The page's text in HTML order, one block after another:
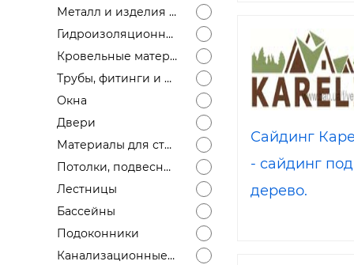
Металл и изделия из металла
Гидроизоляционные материалы
Кровельные материалы
Трубы, фитинги и запорная арматура
Окна
Двери
Материалы для стен - кирпич, пеноблоки...
Потолки, подвесные, натяжные...
Лестницы
Бассейны
Подоконники
Канализационные системы, трубы
Сайдинг
- сайдинг под
дерево.